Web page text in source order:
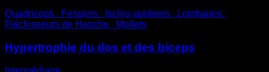
Quadriceps ∙ Fessiers ∙ Ischio-jambiers ∙ Lombaires ∙
Fléchisseurs de Hanche ∙ Mollets
Hypertrophie du dos et des biceps